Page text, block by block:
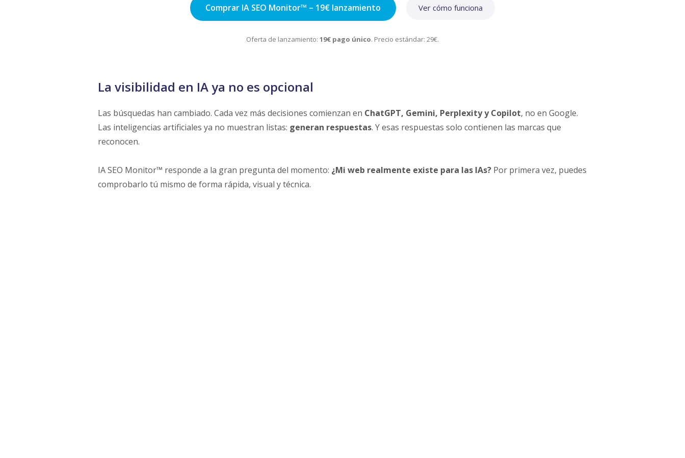
Comprar IA SEO Monitor™ – 19€ lanzamiento Ver cómo funciona
Oferta de lanzamiento: 19€ pago único. Precio estándar: 29€.
La visibilidad en IA ya no es opcional
Las búsquedas han cambiado. Cada vez más decisiones comienzan en ChatGPT, Gemini, Perplexity y Copilot, no en Google.
Las inteligencias artificiales ya no muestran listas: generan respuestas. Y esas respuestas solo contienen las marcas que
reconocen.
IA SEO Monitor™ responde a la gran pregunta del momento: ¿Mi web realmente existe para las IAs? Por primera vez, puedes
comprobarlo tú mismo de forma rápida, visual y técnica.